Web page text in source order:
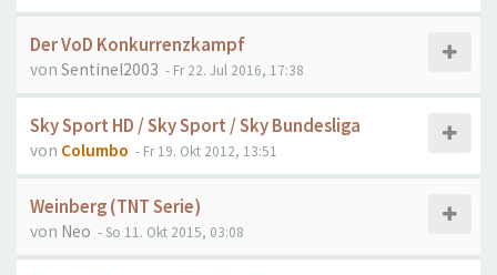
Der VoD Konkurrenzkampf
von Sentinel2003 - Fr 22. Jul 2016, 17:38
Sky Sport HD / Sky Sport / Sky Bundesliga
von Columbo - Fr 19. Okt 2012, 13:51
Weinberg (TNT Serie)
von Neo - So 11. Okt 2015, 03:08